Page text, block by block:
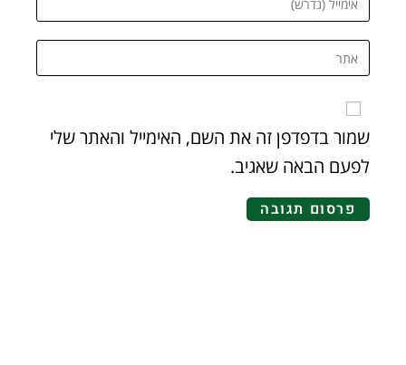
שמור בדפדפן זה את השם, האימייל והאתר שלי
לפעם הבאה שאגיב.